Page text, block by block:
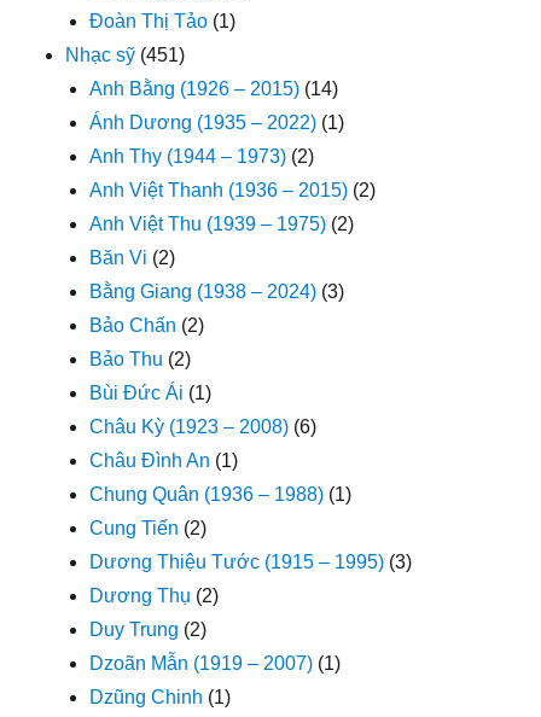
Đoàn Thị Tảo (1)
Nhạc sỹ (451)
Anh Bằng (1926 – 2015) (14)
Ánh Dương (1935 – 2022) (1)
Anh Thy (1944 – 1973) (2)
Anh Việt Thanh (1936 – 2015) (2)
Anh Việt Thu (1939 – 1975) (2)
Băn Vi (2)
Bằng Giang (1938 – 2024) (3)
Bảo Chấn (2)
Bảo Thu (2)
Bùi Đức Ái (1)
Châu Kỳ (1923 – 2008) (6)
Châu Đình An (1)
Chung Quân (1936 – 1988) (1)
Cung Tiến (2)
Dương Thiệu Tước (1915 – 1995) (3)
Dương Thụ (2)
Duy Trung (2)
Dzoãn Mẫn (1919 – 2007) (1)
Dzũng Chinh (1)